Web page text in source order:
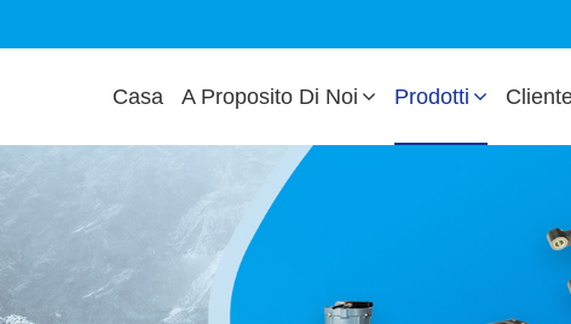
Casa A Proposito Di Noi Prodotti